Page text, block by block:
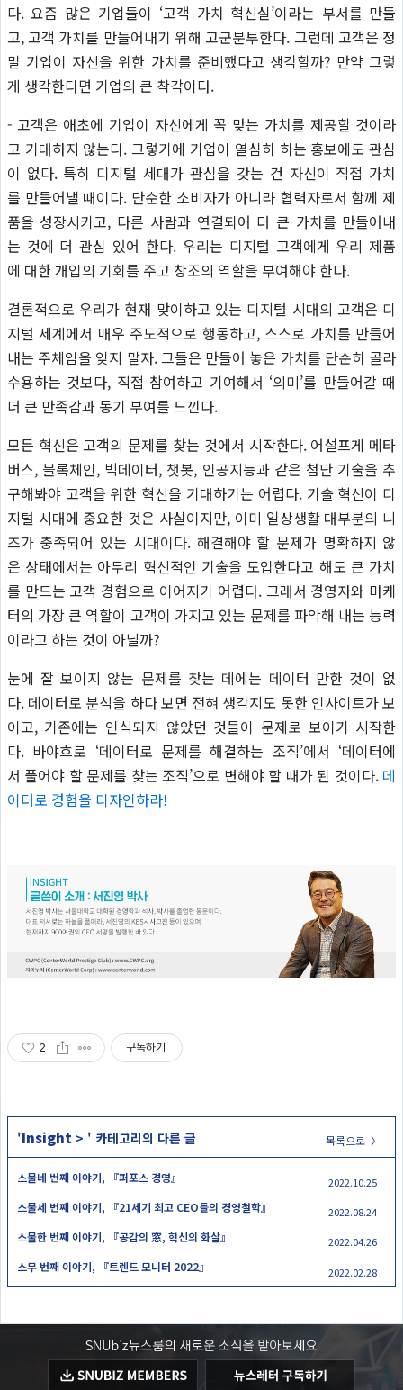
다. 요즘 많은 기업들이 ‘고객 가치 혁신실’이라는 부서를 만들
고, 고객 가치를 만들어내기 위해 고군분투한다. 그런데 고객은 정
말 기업이 자신을 위한 가치를 준비했다고 생각할까? 만약 그렇
게 생각한다면 기업의 큰 착각이다.
- 고객은 애초에 기업이 자신에게 꼭 맞는 가치를 제공할 것이라
고 기대하지 않는다. 그렇기에 기업이 열심히 하는 홍보에도 관심
이 없다. 특히 디지털 세대가 관심을 갖는 건 자신이 직접 가치
를 만들어낼 때이다. 단순한 소비자가 아니라 협력자로서 함께 제
품을 성장시키고, 다른 사람과 연결되어 더 큰 가치를 만들어내
는 것에 더 관심 있어 한다. 우리는 디지털 고객에게 우리 제품
에 대한 개입의 기회를 주고 창조의 역할을 부여해야 한다.
결론적으로 우리가 현재 맞이하고 있는 디지털 시대의 고객은 디
지털 세계에서 매우 주도적으로 행동하고, 스스로 가치를 만들어
내는 주체임을 잊지 말자. 그들은 만들어 놓은 가치를 단순히 골라
수용하는 것보다, 직접 참여하고 기여해서 ‘의미’를 만들어갈 때
더 큰 만족감과 동기 부여를 느낀다.
모든 혁신은 고객의 문제를 찾는 것에서 시작한다. 어설프게 메타
버스, 블록체인, 빅데이터, 챗봇, 인공지능과 같은 첨단 기술을 추
구해봐야 고객을 위한 혁신을 기대하기는 어렵다. 기술 혁신이 디
지털 시대에 중요한 것은 사실이지만, 이미 일상생활 대부분의 니
즈가 충족되어 있는 시대이다. 해결해야 할 문제가 명확하지 않
은 상태에서는 아무리 혁신적인 기술을 도입한다고 해도 큰 가치
를 만드는 고객 경험으로 이어지기 어렵다. 그래서 경영자와 마케
터의 가장 큰 역할이 고객이 가지고 있는 문제를 파악해 내는 능력
이라고 하는 것이 아닐까?
눈에 잘 보이지 않는 문제를 찾는 데에는 데이터 만한 것이 없
다. 데이터로 분석을 하다 보면 전혀 생각지도 못한 인사이트가 보
이고, 기존에는 인식되지 않았던 것들이 문제로 보이기 시작한
다. 바야흐로 ‘데이터로 문제를 해결하는 조직’에서 ‘데이터에
서 풀어야 할 문제를 찾는 조직’으로 변해야 할 때가 된 것이다. 데
이터로 경험을 디자인하라!
2 구독하기
목록으로 〉
'Insight > ' 카테고리의 다른 글
스물네 번째 이야기, 『퍼포스 경영』 2022.10.25
스물세 번째 이야기, 『21세기 최고 CEO들의 경영철학』 2022.08.24
스물한 번째 이야기, 『공감의 窓, 혁신의 화살』 2022.04.26
스무 번째 이야기, 『트렌드 모니터 2022』 2022.02.28